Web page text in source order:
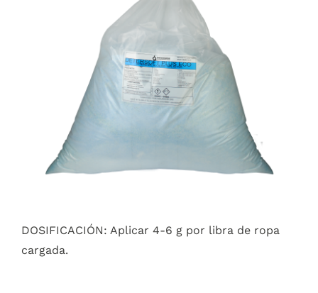
DOSIFICACIÓN: Aplicar 4-6 g por libra de ropa
cargada.